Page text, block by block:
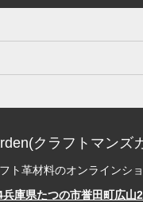
クラフトマンズ
ト革材料のオンラインシ
庫県たつの市誉田町広山